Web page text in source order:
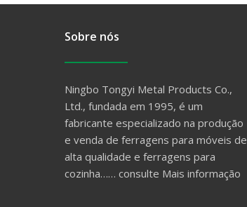
Sobre nós
Ningbo Tongyi Metal Products Co.,
Ltd., fundada em 1995, é um
fabricante especializado na produção
e venda de ferragens para móveis de
alta qualidade e ferragens para
cozinha…… consulte Mais informação